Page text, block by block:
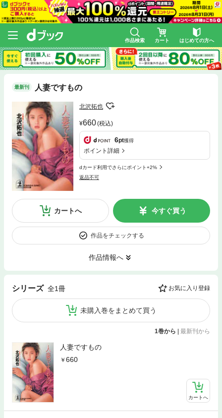
作品検索 カート はじめての方へ
最新刊 人妻ですもの
北沢拓也
660(税込)
6pt獲得
ポイント詳細
dカード利用でさらにポイント+2%
返品不可
カートへ 今すぐ買う
作品をチェックする
作品情報へ
シリーズ 全1冊 お気に入り登録
未購入巻をまとめて買う
1巻から | 最新刊から
人妻ですもの
660
カートへ